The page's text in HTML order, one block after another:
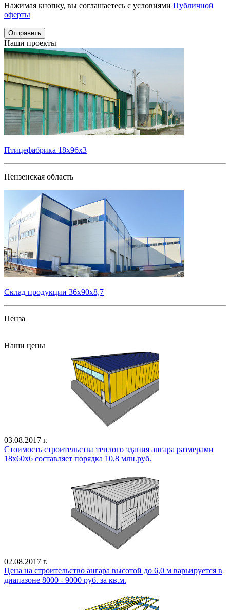
Нажимая кнопку, вы соглашаетесь с условиями Публичной
оферты
Отправить
Наши проекты
Птицефабрика 18х96х3
Пензенская область
Склад продукции 36х90х8,7
Пенза
Наши цены
03.08.2017 г.
Стоимость строительства теплого здания ангара размерами
18х60х6 составляет порядка 10,8 млн.руб.
02.08.2017 г.
Цена на строительство ангара высотой до 6,0 м варьируется в
диапазоне 8000 - 9000 руб. за кв.м.